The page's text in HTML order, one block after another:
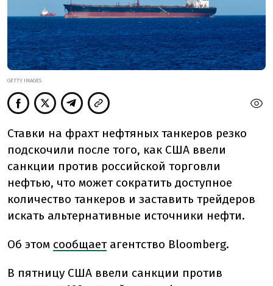
GETTY IMAGES
Ставки на фрахт нефтяных танкеров резко
подскочили после того, как США ввели
санкции против российской торговли
нефтью, что может сократить доступное
количество танкеров и заставить трейдеров
искать альтернативные источники нефти.
Об этом сообщаетагентство Bloomberg.
В пятницу США ввели санкции против